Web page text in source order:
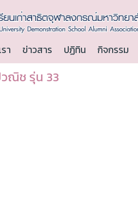
า ข่าวสาร ปฏิทิน กิจกรรม
ณิช รุ่น 33